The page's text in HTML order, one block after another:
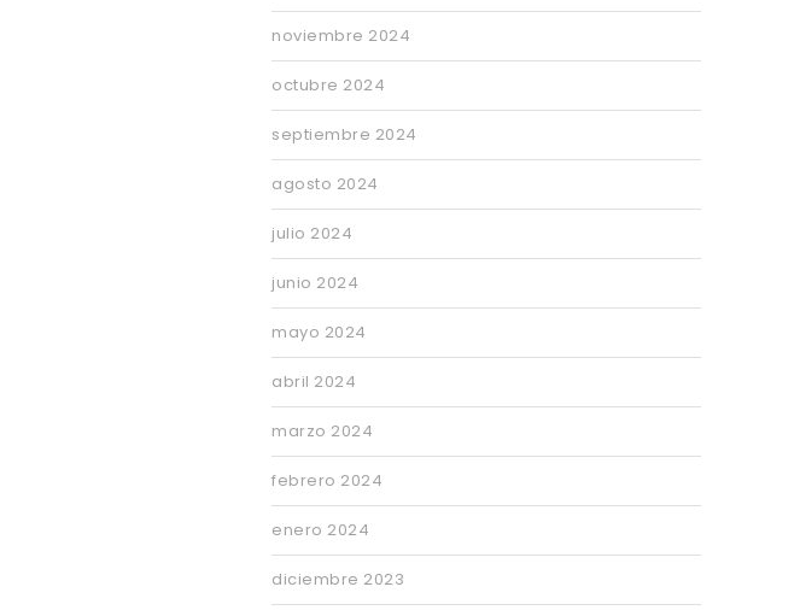
noviembre 2024
octubre 2024
septiembre 2024
agosto 2024
julio 2024
junio 2024
mayo 2024
abril 2024
marzo 2024
febrero 2024
enero 2024
diciembre 2023